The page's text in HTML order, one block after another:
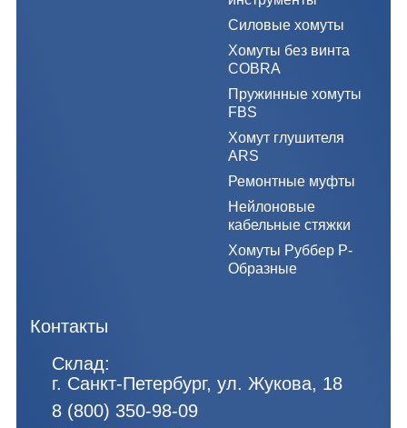
Силовые хомуты
Хомуты без винта
COBRA
Пружинные хомуты
FBS
Хомут глушителя
ARS
Ремонтные муфты
Нейлоновые
кабельные стяжки
Хомуты Руббер Р-
Образные
Контакты
Склад:
г. Санкт-Петербург, ул. Жукова, 18
8 (800) 350-98-09